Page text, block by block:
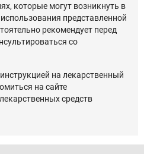
которые могут возникнуть в
представленной
рекомендует перед
со
на лекарственный
на сайте
средств